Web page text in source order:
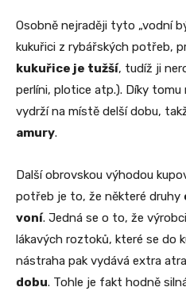
Osobně nejraději tyto „vodní
kukuřici z rybářských potřeb,
kukuřice je tužší, tudíž ji
perlíni, plotice atp.). Díky
vydrží na místě delší dobu,
amury.
Další obrovskou výhodou
potřeb je to, že některé druhy
voní. Jedná se o to, že
lákavých roztoků, které se do
nástraha pak vydává extra
dobu. Tohle je fakt hodně